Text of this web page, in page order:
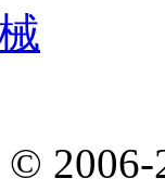
2006-